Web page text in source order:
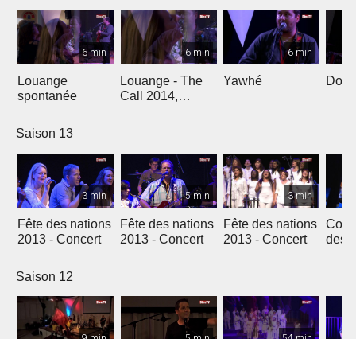
6 min
Louange
spontanée
6 min
Louange - The
Call 2014,
6 min
Yawhé
Saison 13
3 min
Fête des nations
2013 - Concert
5 min
Fête des nations
2013 - Concert
3 min
Fête des nations
2013 - Concert
des
Saison 12